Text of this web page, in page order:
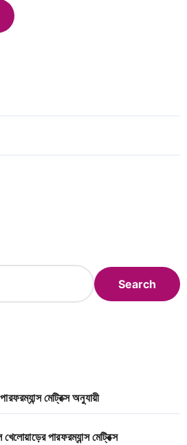
মেট্রিক্স অনুযায়ী
পারফরম্যান্স মেট্রিক্স